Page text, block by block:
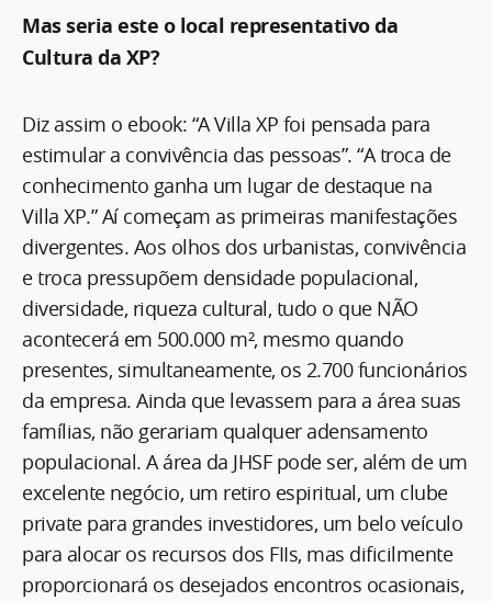
Mas seria este o local representativo da
Cultura da XP?
Diz assim o ebook: “A Villa XP foi pensada para
estimular a convivência das pessoas”. “A troca de
conhecimento ganha um lugar de destaque na
Villa XP.” Aí começam as primeiras manifestações
divergentes. Aos olhos dos urbanistas, convivência
e troca pressupõem densidade populacional,
diversidade, riqueza cultural, tudo o que NÃO
acontecerá em 500.000 m², mesmo quando
presentes, simultaneamente, os 2.700 funcionários
da empresa. Ainda que levassem para a área suas
famílias, não gerariam qualquer adensamento
populacional. A área da JHSF pode ser, além de um
excelente negócio, um retiro espiritual, um clube
private para grandes investidores, um belo veículo
para alocar os recursos dos FIIs, mas dificilmente
proporcionará os desejados encontros ocasionais,